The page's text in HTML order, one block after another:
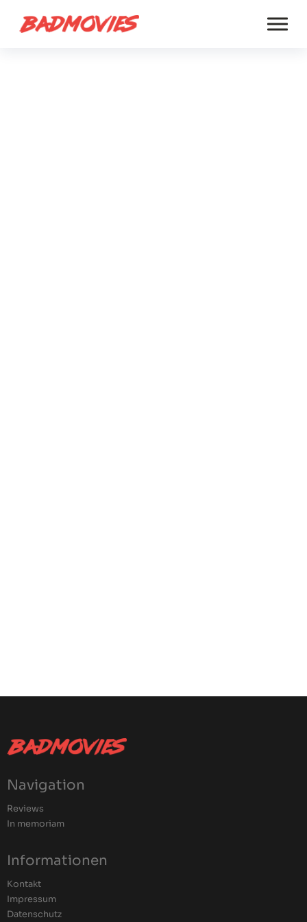
Navigation
Reviews
In memoriam
Informationen
Kontakt
Impressum
Datenschutz